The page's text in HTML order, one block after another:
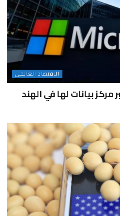
الاقتصاد العالمى
بيانات لها في الهند